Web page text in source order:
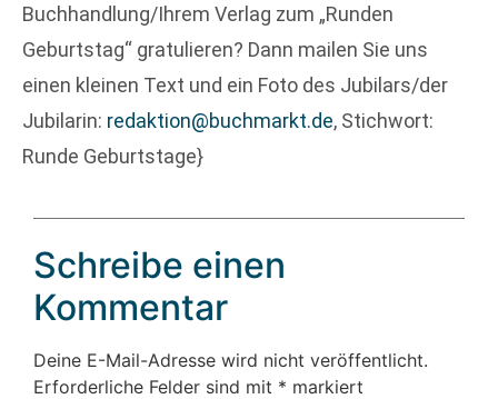
Buchhandlung/Ihrem Verlag zum „Runden
Geburtstag“ gratulieren? Dann mailen Sie uns
einen kleinen Text und ein Foto des Jubilars/der
Jubilarin: redaktion@buchmarkt.de, Stichwort:
Runde Geburtstage}
Schreibe einen
Kommentar
Deine E-Mail-Adresse wird nicht veröffentlicht.
Erforderliche Felder sind mit * markiert